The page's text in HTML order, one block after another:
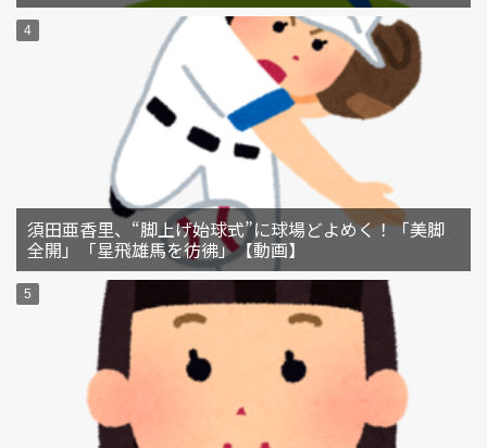
須田亜香里、“脚上げ始球式”に球場どよめく！「美脚
全開」「星飛雄馬を彷彿」【動画】